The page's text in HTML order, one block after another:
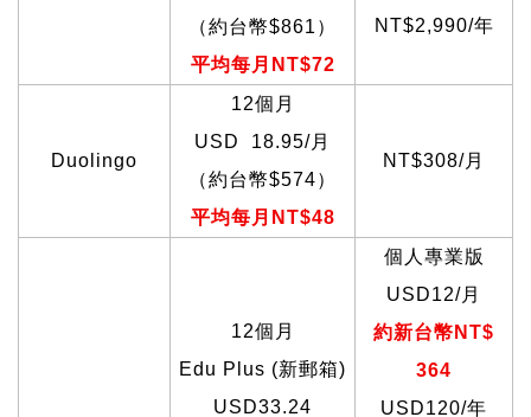
NT$2,990/年
（約台幣$861）
平均每月NT$72
Duolingo
12個月
USD 18.95/月
（約台幣$574）
平均每月NT$48
NT$308/月
12個月
Edu Plus (新郵箱)
USD33.24
個人專業版
USD12/月
約新台幣NT$
364
USD120/年